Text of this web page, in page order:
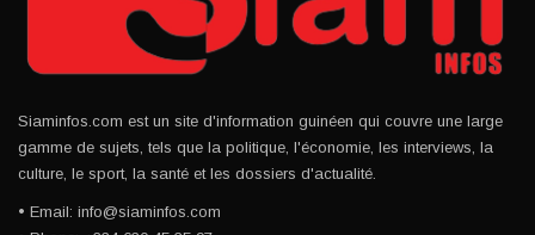
Siaminfos.com est un site d'information guinéen qui couvre une large
gamme de sujets, tels que la politique, l'économie, les interviews, la
culture, le sport, la santé et les dossiers d'actualité.
• Email: info@siaminfos.com